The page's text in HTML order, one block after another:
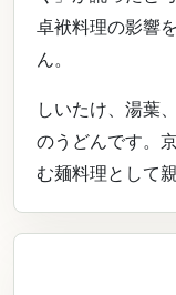
卓袱料理の影響
ん。
しいたけ、湯葉
のうどんです。
む麺料理として